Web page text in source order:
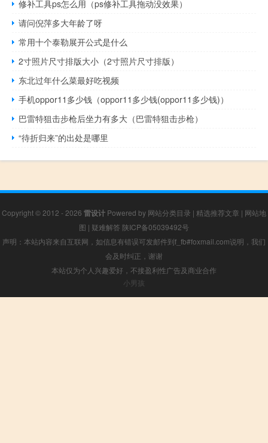
修补工具ps怎么用（ps修补工具拖动没效果）
请问倪萍多大年龄了呀
常用十个泰勒展开公式是什么
2寸照片尺寸排版大小（2寸照片尺寸排版）
东北过年什么菜最好吃视频
手机oppor11多少钱（oppor11多少钱(oppor11多少钱)）
巴雷特狙击步枪后坐力有多大（巴雷特狙击步枪）
“待折归来”的出处是哪里
Copyright © 2012 - 2026 雷设计 Powered by 网站分类目录 | 精选推荐文章 | 网站地
图 | 疑难解答 陕ICP备05039492号
声明：本站内容来自互联网，如信息有错误可发邮件到f_fb#foxmail.com说明，我们
会及时纠正，谢谢
本站仅为个人兴趣爱好，不接盈利性广告及商业合作
小男孩